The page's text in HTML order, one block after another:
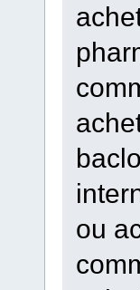
ou